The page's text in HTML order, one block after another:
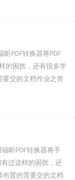
PDF转换器将PDF
的困扰，还有很多学
交的文档作业之类
昕PDF转换器将手
过这样的困扰，还
置的需要交的文档